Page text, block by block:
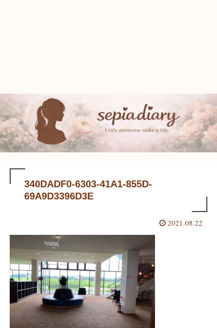
340DADF0-6303-41A1-855D-
69A9D3396D3E
2021.08.22